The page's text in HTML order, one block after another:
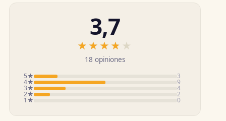
3,7
★★★★★
★★★★★
18 opiniones
5★ 3
4★ 9
3★ 4
2★ 2
1★ 0